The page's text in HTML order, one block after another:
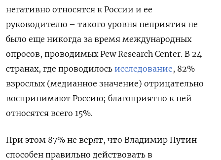
негативно относятся к России и ее
руководителю – такого уровня неприятия не
было еще никогда за время международных
опросов, проводимых Pew Research Center. В 24
странах, где проводилось исследование, 82%
взрослых (медианное значение) отрицательно
воспринимают Россию; благоприятно к ней
относятся всего 15%.
При этом 87% не верят, что Владимир Путин
способен правильно действовать в